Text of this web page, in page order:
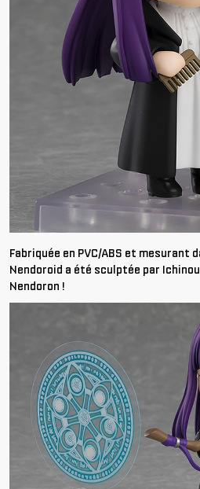
Fabriquée en PVC/ABS et mesurant
Nendoroid a été sculptée par
Nendoron !